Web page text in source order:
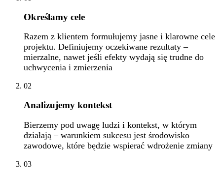
Określamy cele
Razem z klientem formułujemy jasne i klarowne cele
projektu. Definiujemy oczekiwane rezultaty –
mierzalne, nawet jeśli efekty wydają się trudne do
uchwycenia i zmierzenia
02
Analizujemy kontekst
Bierzemy pod uwagę ludzi i kontekst, w którym
działają – warunkiem sukcesu jest środowisko
zawodowe, które będzie wspierać wdrożenie zmiany
03